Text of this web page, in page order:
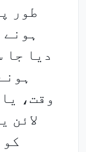
طور
دیا جا
وقت،
لائن